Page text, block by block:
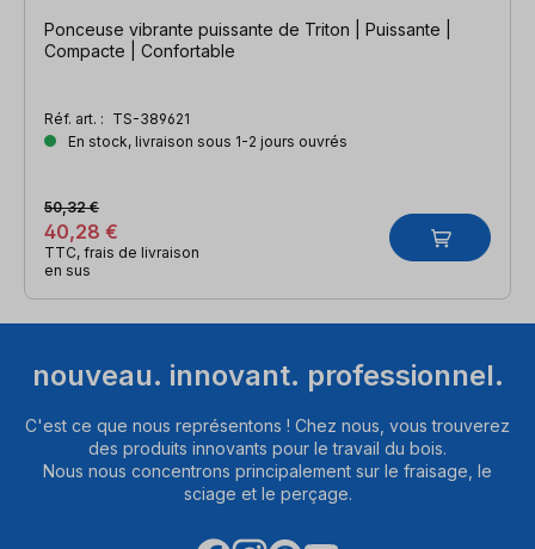
Ponceuse vibrante puissante de Triton | Puissante |
Compacte | Confortable
Réf. art. : TS-389621
En stock, livraison sous 1-2 jours ouvrés
40,28 €
50,32 €
TTC, frais de livraison
en sus
nouveau. innovant. professionnel.
C'est ce que nous représentons ! Chez nous, vous trouverez
des produits innovants pour le travail du bois.
Nous nous concentrons principalement sur le fraisage, le
sciage et le perçage.